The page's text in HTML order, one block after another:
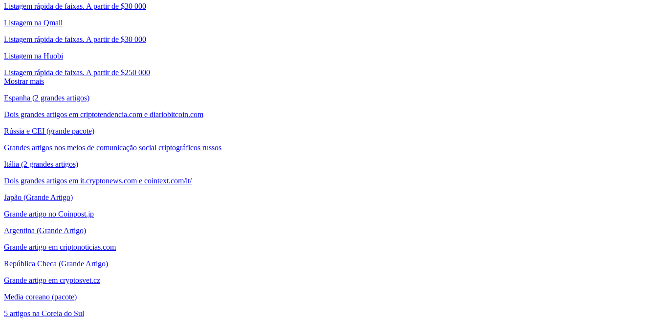
Listagem rápida de faixas. A partir de $30 000
Listagem na Qmall
Listagem rápida de faixas. A partir de $30 000
Listagem na Huobi
Listagem rápida de faixas. A partir de $250 000
Mostrar mais
Espanha (2 grandes artigos)
Dois grandes artigos em criptotendencia.com e diariobitcoin.com
Rússia e CEI (grande pacote)
Grandes artigos nos meios de comunicação social criptográficos russos
Itália (2 grandes artigos)
Dois grandes artigos em it.cryptonews.com e cointext.com/it/
Japão (Grande Artigo)
Grande artigo no Coinpost.jp
Argentina (Grande Artigo)
Grande artigo em criptonoticias.com
República Checa (Grande Artigo)
Grande artigo em cryptosvet.cz
Media coreano (pacote)
5 artigos na Coreia do Sul